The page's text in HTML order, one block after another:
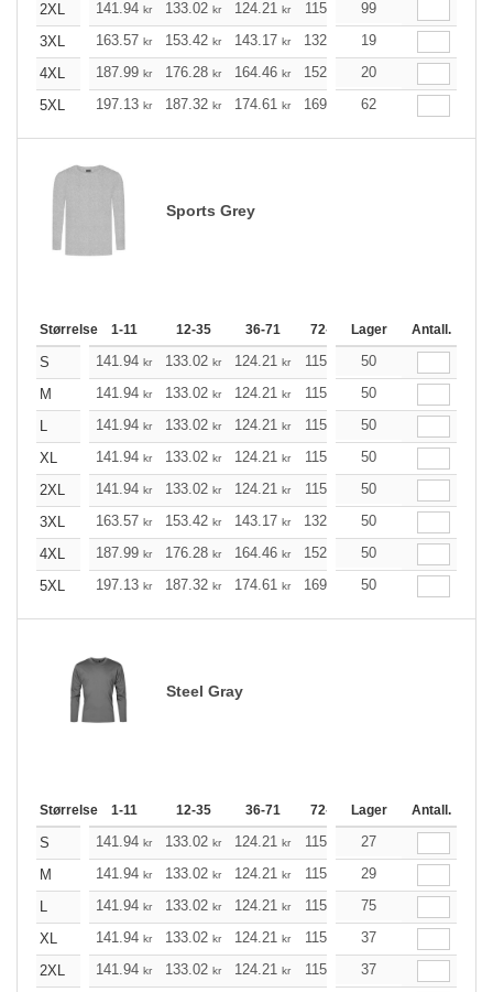
2XL 141.94 kr 133.02 kr 124.21 kr 115.29 106.48
99
3XL
163.57 kr 153.42 kr 143.17 kr 132.91 122.76
19
4XL
187.99 kr 176.28 kr 164.46 kr 152.76 141.05
20
5XL
197.13 kr 187.32 kr 174.61 kr 169.03 160.56
62
Sports Grey
Størrelse 1-11 12-35 36-71 72-143 144-287
Lager Antall.
S 141.94 kr 133.02 kr 124.21 kr 115.29 106.48
50
M
141.94 kr 133.02 kr 124.21 kr 115.29 106.48
50
L
141.94 kr 133.02 kr 124.21 kr 115.29 106.48
50
XL
141.94 kr 133.02 kr 124.21 kr 115.29 106.48
50
2XL
141.94 kr 133.02 kr 124.21 kr 115.29 106.48
50
3XL
163.57 kr 153.42 kr 143.17 kr 132.91 122.76
50
4XL
187.99 kr 176.28 kr 164.46 kr 152.76 141.05
50
5XL
197.13 kr 187.32 kr 174.61 kr 169.03 160.56
50
Steel Gray
Størrelse 1-11 12-35 36-71 72-143 144-287
Lager Antall.
S 141.94 kr 133.02 kr 124.21 kr 115.29 106.48
27
M
141.94 kr 133.02 kr 124.21 kr 115.29 106.48
29
L
141.94 kr 133.02 kr 124.21 kr 115.29 106.48
75
XL
141.94 kr 133.02 kr 124.21 kr 115.29 106.48
37
2XL
141.94 kr 133.02 kr 124.21 kr 115.29 106.48
37